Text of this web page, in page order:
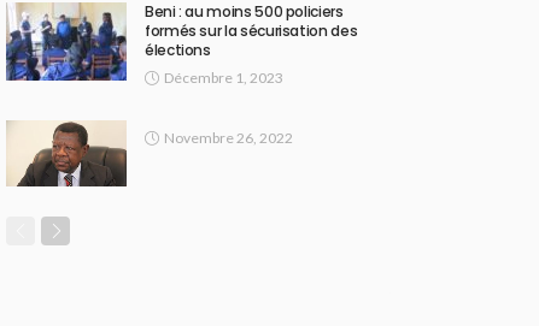
Beni : au moins 500 policiers
formés sur la sécurisation des
élections
Décembre 1, 2023
Novembre 26, 2022